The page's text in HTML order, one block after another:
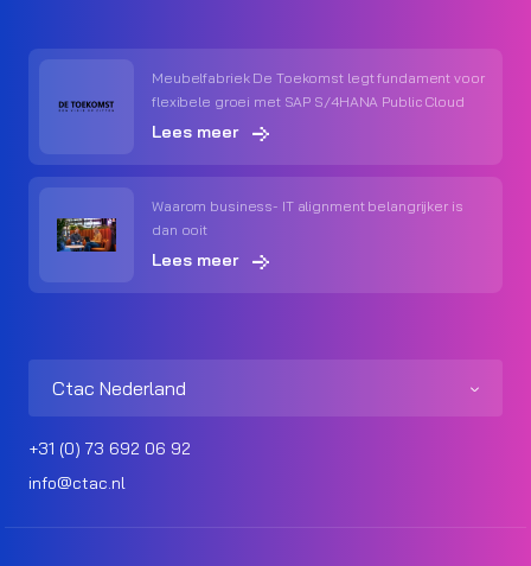
Meubelfabriek De Toekomst legt fundament voor
flexibele groei met SAP S/4HANA Public Cloud
Lees meer
Waarom business- IT alignment belangrijker is
dan ooit
Lees meer
Ctac Nederland
+31 (0) 73 692 06 92
info@ctac.nl